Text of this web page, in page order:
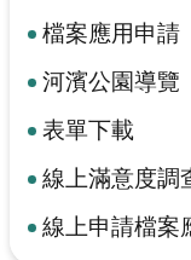
檔案應用申請
河濱公園導覽
表單下載
線上滿意度調
線上申請檔案